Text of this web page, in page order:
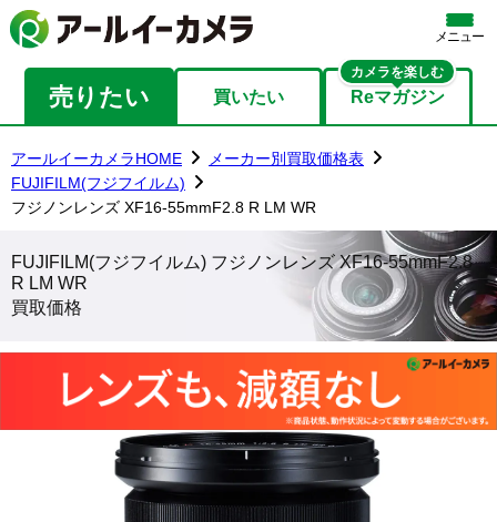
メニュー
売りたい 買いたい Reマガジン
カメラを楽しむ
アールイーカメラHOME
メーカー別買取価格表
FUJIFILM(フジフイルム)
フジノンレンズ XF16-55mmF2.8 R LM WR
FUJIFILM(フジフイルム) フジノンレンズ XF16-55mmF2.8
R LM WR
買取価格